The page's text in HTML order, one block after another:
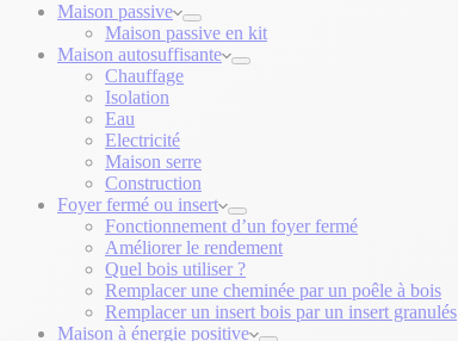
Maison passive
Maison passive en kit
Maison autosuffisante
Chauffage
Isolation
Eau
Electricité
Maison serre
Construction
Foyer fermé ou insert
Fonctionnement d’un foyer fermé
Améliorer le rendement
Quel bois utiliser ?
Remplacer une cheminée par un poêle à bois
Remplacer un insert bois par un insert granulés
Maison à énergie positive